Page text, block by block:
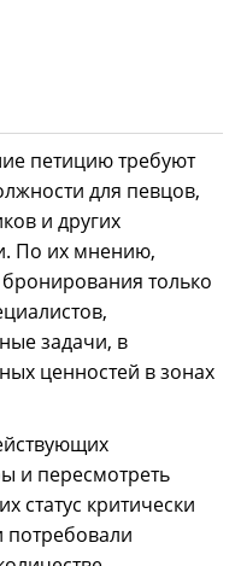
петицию требуют
для певцов,
и других
По их мнению,
только
задачи, в
ценностей в зонах
и пересмотреть
статус критически
потребовали